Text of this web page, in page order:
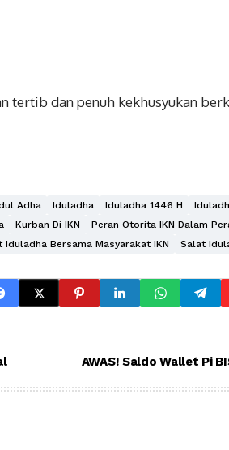
tertib dan penuh kekhusyukan
Adha Iduladha Iduladha 1446 H
Kurban Di IKN
Peran Otorita IKN Dalam
Iduladha Bersama Masyarakat IKN Salat
AWAS! Saldo Wallet Pi